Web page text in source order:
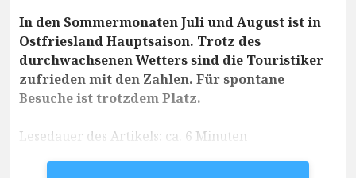
In den Sommermonaten Juli und August ist in
Ostfriesland Hauptsaison. Trotz des
durchwachsenen Wetters sind die Touristiker
zufrieden mit den Zahlen. Für spontane
Besuche ist trotzdem Platz.
Lesedauer des Artikels: ca. 6 Minuten